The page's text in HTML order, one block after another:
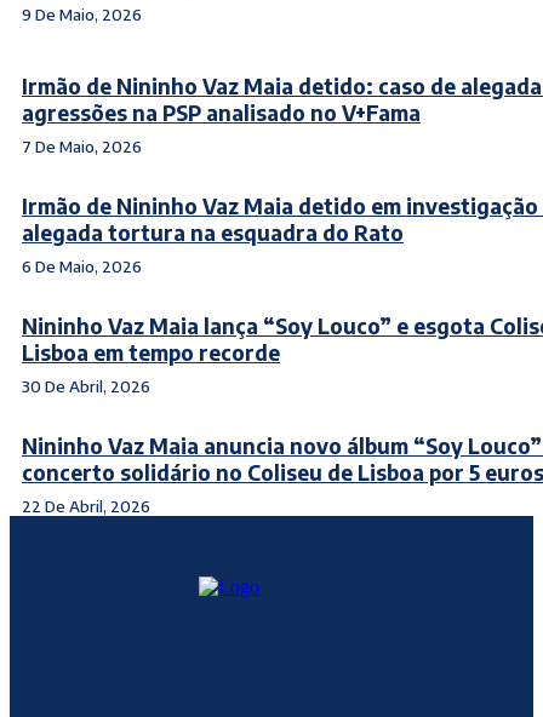
9 De Maio, 2026
Irmão de Nininho Vaz Maia detido: caso de
agressões na PSP analisado no V+Fama
7 De Maio, 2026
Irmão de Nininho Vaz Maia detido em investigação
alegada tortura na esquadra do Rato
6 De Maio, 2026
Nininho Vaz Maia lança “Soy Louco” e esgota
Lisboa em tempo recorde
30 De Abril, 2026
Nininho Vaz Maia anuncia novo álbum “Soy
concerto solidário no Coliseu de Lisboa por 5 euros
22 De Abril, 2026